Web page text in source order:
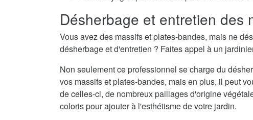
Désherbage et entretien des
Vous avez des massifs et plates-bandes, mais ne
désherbage et d'entretien ? Faites appel à un
Non seulement ce professionnel se charge du
vos massifs et plates-bandes, mais en plus, il peut
de celles-ci, de nombreux paillages d'origine
coloris pour ajouter à l'esthétisme de votre jardin.